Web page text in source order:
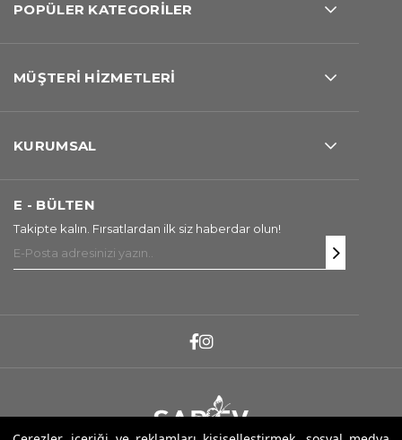
POPÜLER KATEGORİLER
MÜŞTERİ HİZMETLERİ
KURUMSAL
E - BÜLTEN
Takipte kalın. Fırsatlardan ilk siz haberdar olun!